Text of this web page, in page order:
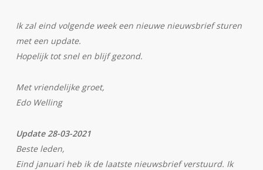
Ik zal eind volgende week een nieuwe nieuwsbrief sturen
met een update.
Hopelijk tot snel en blijf gezond.
Met vriendelijke groet,
Edo Welling
Update 28-03-2021
Beste leden,
Eind januari heb ik de laatste nieuwsbrief verstuurd. Ik